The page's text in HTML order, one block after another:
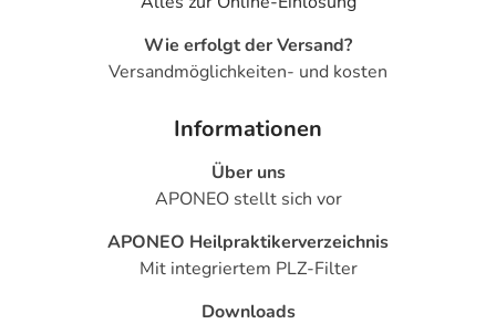
Wie erfolgt der Versand?
Versandmöglichkeiten- und kosten
Informationen
Über uns
APONEO stellt sich vor
APONEO Heilpraktikerverzeichnis
Mit integriertem PLZ-Filter
Downloads